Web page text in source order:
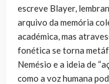
escreve Blayer,
arquivo da memória
académica, mas
fonética se torna
Nemésio e a ideia de
como a voz humana